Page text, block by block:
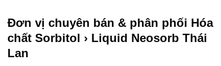
Đơn vị chuyên bán & phân phối Hóa
chất Sorbitol › Liquid Neosorb Thái
Lan